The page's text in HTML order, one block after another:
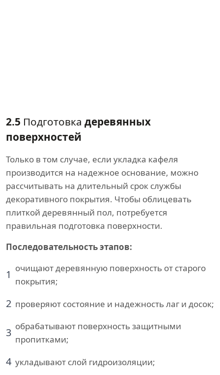
2.5 Подготовка деревянных
поверхностей
Только в том случае, если укладка кафеля
производится на надежное основание, можно
рассчитывать на длительный срок службы
декоративного покрытия. Чтобы облицевать
плиткой деревянный пол, потребуется
правильная подготовка поверхности.
Последовательность этапов:
1 очищают деревянную поверхность от старого
покрытия;
2 проверяют состояние и надежность лаг и досок;
3 обрабатывают поверхность защитными
пропитками;
4 укладывают слой гидроизоляции;